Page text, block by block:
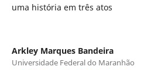
uma história em três atos
Arkley Marques Bandeira
Universidade Federal do Maranhão